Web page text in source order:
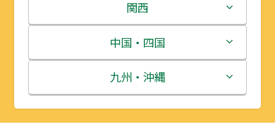
岩手県
宮城県
秋田県
山形県
栃木県
群馬県
埼玉県
千葉県
新潟県
富山県
石川県
福井県
関西
三重県
滋賀県
京都府
中国・四国
鳥取県
島根県
九州・沖縄
福岡県